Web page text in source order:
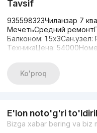
Tavsif
935598323Чиланзар 7
МечетьСредний
Балконом:
ТехникаЦена:
Ko'proq
E'lon noto'g'ri
Bizga xabar bering va biz